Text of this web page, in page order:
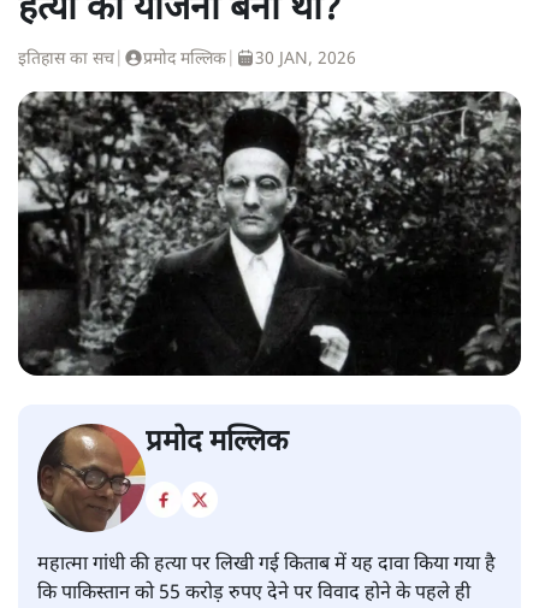
हत्या की योजना बनी थी?
इतिहास का सच प्रमोद मल्लिक 30 JAN, 2026
प्रमोद मल्लिक
महात्मा गांधी की हत्या पर लिखी गई किताब में यह दावा किया गया है
कि पाकिस्तान को 55 करोड़ रुपए देने पर विवाद होने के पहले ही